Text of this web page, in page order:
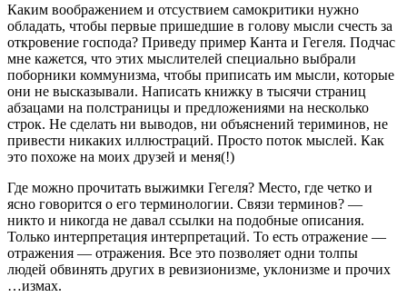
Каким воображением и отсуствием самокритики нужно
обладать, чтобы первые пришедшие в голову мысли счесть за
откровение господа? Приведу пример Канта и Гегеля. Подчас
мне кажется, что этих мыслителей специально выбрали
поборники коммунизма, чтобы приписать им мысли, которые
они не высказывали. Написать книжку в тысячи страниц
абзацами на полстраницы и предложениями на несколько
строк. Не сделать ни выводов, ни объяснений териминов, не
привести никаких иллюстраций. Просто поток мыслей. Как
это похоже на моих друзей и меня(!)
Где можно прочитать выжимки Гегеля? Место, где четко и
ясно говорится о его терминологии. Связи терминов? —
никто и никогда не давал ссылки на подобные описания.
Только интерпретация интерпретаций. То есть отражение —
отражения — отражения. Все это позволяет одни толпы
людей обвинять других в ревизионизме, уклонизме и прочих
…измах.